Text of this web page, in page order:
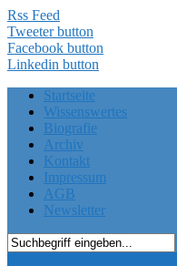
Rss Feed
Tweeter button
Facebook button
Linkedin button
Startseite
Wissenswertes
Biografie
Archiv
Kontakt
Impressum
AGB
Newsletter